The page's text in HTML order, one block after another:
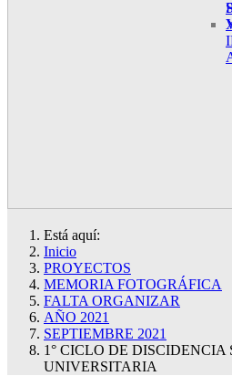
Está aquí:
Inicio
PROYECTOS
MEMORIA FOTOGRÁFICA
FALTA ORGANIZAR
AÑO 2021
SEPTIEMBRE 2021
1° CICLO DE DISCIDENCIA
UNIVERSITARIA